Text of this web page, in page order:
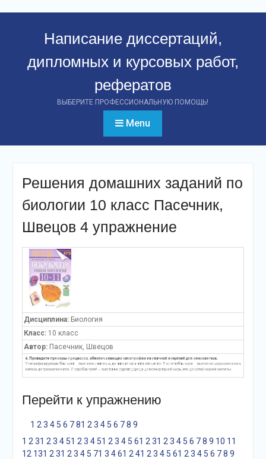
Написание диссертаций,
дипломных и курсовых работ,
рефератов
ВЫБЕРИТЕ ПРОФЕССИОНАЛЬНУЮ ПОМОЩЬ!
Menu
Решения домашних заданий по
биологии 10 класс Пасечник,
Швецов 4 упражнение
Дисциплина:Биология
Класс:10 класс
Автор:Пасечник, Швецов
Перейти к упражнению
1 2 3 4 5 6 7 81 2 3 4 5 6 7 8 9
1 2 31 2 3 4 51 2 3 4 51 2 3 4 5 61 2 31 2 3 4 5 6 7 8 9 10 11
12 131 2 31 2 3 4 5 71 3 4 61 2 41 2 3 4 5 61 2 3 4 5 6 7 8 9